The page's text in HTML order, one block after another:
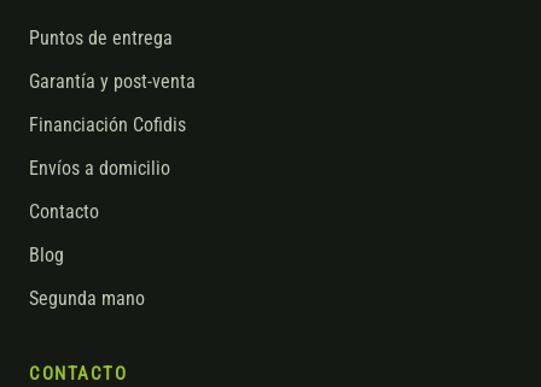
Puntos de entrega
Garantía y post-venta
Financiación Cofidis
Envíos a domicilio
Contacto
Blog
Segunda mano
CONTACTO